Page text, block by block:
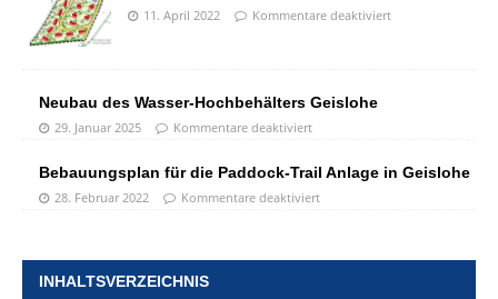
11. April 2022 Kommentare deaktiviert
Neubau des Wasser-Hochbehälters Geislohe
29. Januar 2025 Kommentare deaktiviert
Bebauungsplan für die Paddock-Trail Anlage in Geislohe
28. Februar 2022 Kommentare deaktiviert
INHALTSVERZEICHNIS